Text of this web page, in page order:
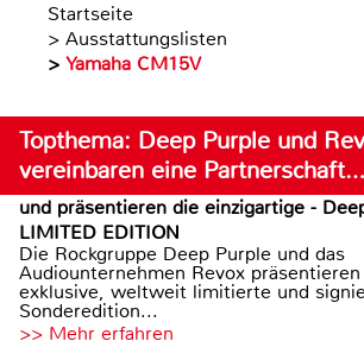
Startseite
> Ausstattungslisten
> Yamaha CM15V
Topthema: Deep Purple und
vereinbaren eine Partnerschaft…
und präsentieren die einzigartige -
LIMITED EDITION
Die Rockgruppe Deep Purple und das
Audiounternehmen Revox
exklusive, weltweit limitierte und
Sonderedition...
>> Mehr erfahren